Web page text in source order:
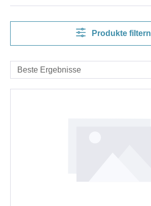
Produkte filtern